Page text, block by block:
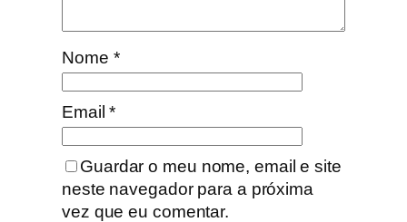
Nome *
Email*
Guardar o meu nome, email e site
neste navegador para a próxima
vez que eu comentar.